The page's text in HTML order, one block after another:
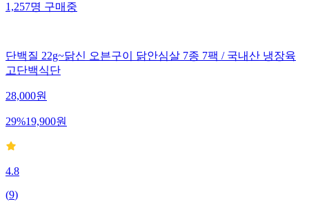
1,257명구매중
단백질 22g~닭신 오븐구이 닭안심살 7종 7팩 / 국내산 냉장육
고단백식단
28,000원
29%19,900원
4.8
(9)